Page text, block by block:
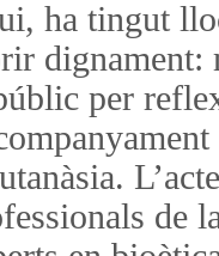
ha tingut
dignament:
per
de